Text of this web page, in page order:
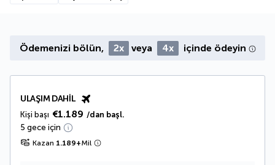
Ödemenizi bölün, 2x veya 4x içinde ödeyin
ULAŞIM DAHIL
Kişi başı €1.189 /dan başl.
5 gece için
Kazan 1.189+Mil